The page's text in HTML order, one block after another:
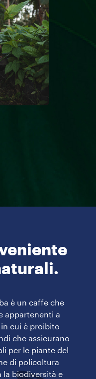
è un caffe che
appartenenti a
cui è proibito
che assicurano
per le piante del
di policoltura
la biodiversità e